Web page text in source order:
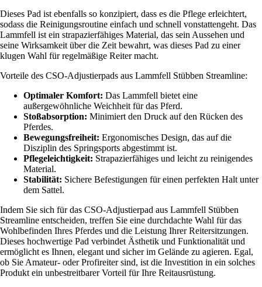
Dieses Pad ist ebenfalls so konzipiert, dass es die Pflege erleichtert,
sodass die Reinigungsroutine einfach und schnell vonstattengeht. Das
Lammfell ist ein strapazierfähiges Material, das sein Aussehen und
seine Wirksamkeit über die Zeit bewahrt, was dieses Pad zu einer
klugen Wahl für regelmäßige Reiter macht.
Vorteile des CSO-Adjustierpads aus Lammfell Stübben Streamline:
Optimaler Komfort: Das Lammfell bietet eine
außergewöhnliche Weichheit für das Pferd.
Stoßabsorption: Minimiert den Druck auf den Rücken des
Pferdes.
Bewegungsfreiheit: Ergonomisches Design, das auf die
Disziplin des Springsports abgestimmt ist.
Pflegeleichtigkeit: Strapazierfähiges und leicht zu reinigendes
Material.
Stabilität: Sichere Befestigungen für einen perfekten Halt unter
dem Sattel.
Indem Sie sich für das CSO-Adjustierpad aus Lammfell Stübben
Streamline entscheiden, treffen Sie eine durchdachte Wahl für das
Wohlbefinden Ihres Pferdes und die Leistung Ihrer Reitersitzungen.
Dieses hochwertige Pad verbindet Ästhetik und Funktionalität und
ermöglicht es Ihnen, elegant und sicher im Gelände zu agieren. Egal,
ob Sie Amateur- oder Profireiter sind, ist die Investition in ein solches
Produkt ein unbestreitbarer Vorteil für Ihre Reitausrüstung.